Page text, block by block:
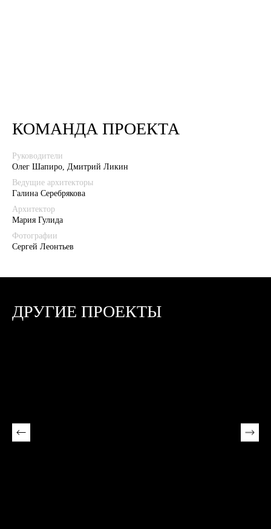
КОМАНДА ПРОЕКТА
Руководители
Олег Шапиро, Дмитрий Ликин
Ведущие архитекторы
Галина Серебрякова
Архитектор
Мария Гулида
Фотографии
Сергей Леонтьев
ДРУГИЕ ПРОЕКТЫ